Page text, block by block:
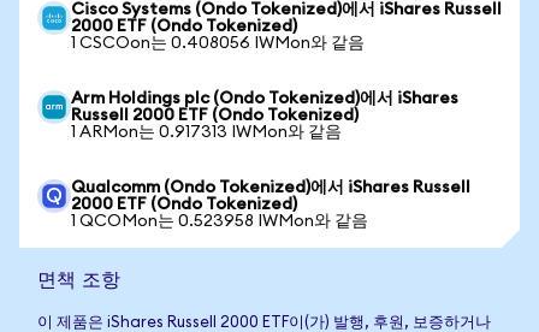
Cisco Systems (Ondo Tokenized)에서 iShares Russell
2000 ETF (Ondo Tokenized)
1 CSCOon는 0.408056 IWMon와 같음
Arm Holdings plc (Ondo Tokenized)에서 iShares
Russell 2000 ETF (Ondo Tokenized)
1 ARMon는 0.917313 IWMon와 같음
Qualcomm (Ondo Tokenized)에서 iShares Russell
2000 ETF (Ondo Tokenized)
1 QCOMon는 0.523958 IWMon와 같음
면책 조항
이 제품은 iShares Russell 2000 ETF이(가) 발행, 후원, 보증하거나